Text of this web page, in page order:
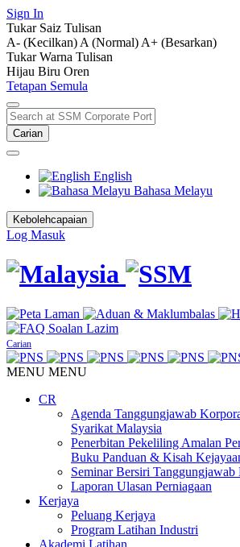
Sign In
Tukar Saiz Tulisan
A- (Kecilkan) A (Normal) A+ (Besarkan)
Tukar Warna Tulisan
Hijau Biru Oren
Tetapan Semula
Carian
English
Bahasa Melayu
Kebolehcapaian
Log Masuk
Carian
MENU MENU
CR
Agenda Tanggungjawab
Syarikat Malaysia
Penerbitan Pekeliling Amalan
Buku Panduan & Kisah
Seminar Bersiri Tanggungjawab
Laporan Ulasan Perniagaan
Kerjaya
Peluang Kerjaya
Program Latihan Industri
Akademi Latihan